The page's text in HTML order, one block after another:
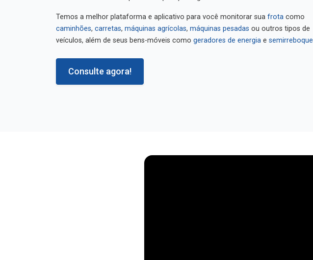
Temos a melhor plataforma e aplicativo para você monitorar sua frota
caminhões
carretas máquinas agrícolas máquinas pesadas
ou outros tipos de
veículos, além de seus bens-móveis como
geradores de energia semirreboques
Consulte agora!